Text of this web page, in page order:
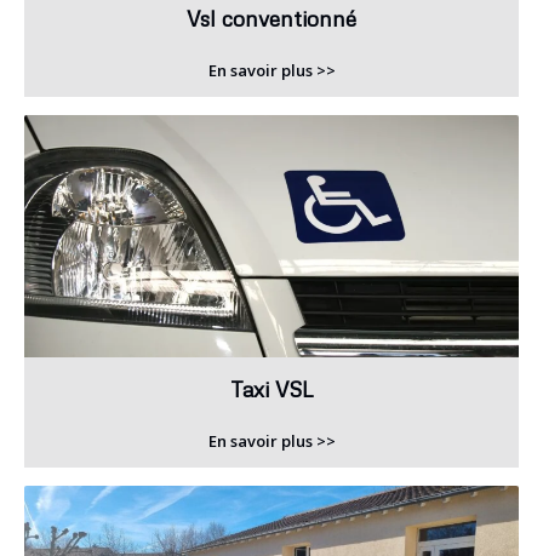
Vsl conventionné
En savoir plus >>
Taxi VSL
En savoir plus >>